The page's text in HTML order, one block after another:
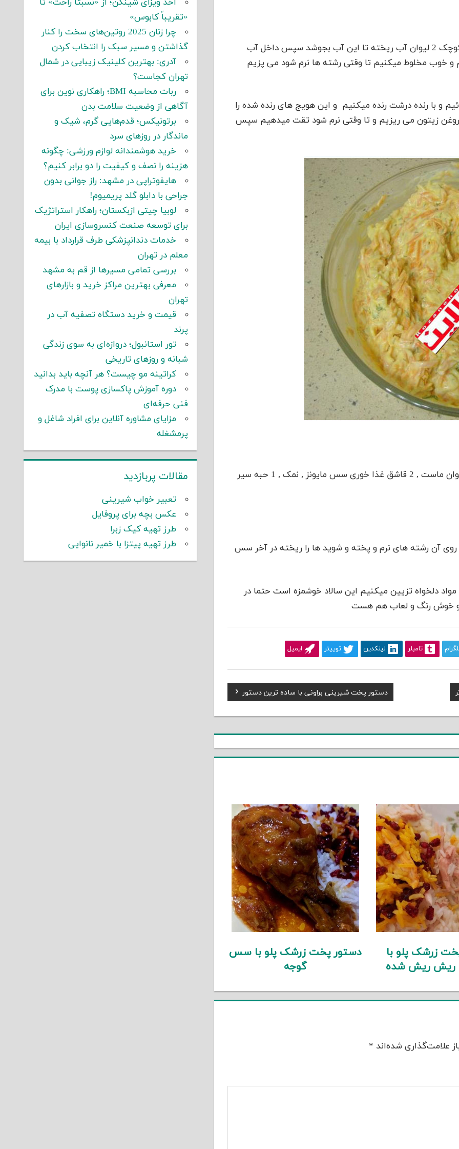
برای درست کردن سالاد هویج و رشته اول در یکقابلمه کوچک 2 لیوان آب ریخته تا این آب بجوشد سپس داخل آب
خوب مخلوط میکنیم تا وقتی رشته ها نرم شود می پزیم
و با رنده درشت رنده میکنیم و این هویج های رنده شده را
روی آن 3 قاشق غذا خوری روغن زیتون می ریزیم و تا وقتی نرم شود تقت میدهیم سپس
در یک کاسه کوچک 1 لیوان ماست , 2 قاشق غذا خوری سس مایونز , نمک , 1 حبه سیر
آن رشته های نرم و پخته و شوید ها را ریخته در آخر سس
دلخواه تزیین میکنیم این سالاد خوشمزه است حتما در
و خوش رنگ و لعاب هم هست
تامبلر لینکدین توییتر ایمیل
Next
Post:
دستور پخت شیرینی براونی با ساده ترین دستور
زرشک پلو با
ریش ریش شده
دستور پخت زرشک پلو با سس
گوجه
علامت‌گذاری شده‌اند *
اخذ ویزای شینگن؛ از «نسبتاً راحت» تا
«تقریباً کابوس»
چرا زنان 2025 روتین‌های سخت را کنار
گذاشتن و مسیر سبک را انتخاب کردن
آدری: بهترین کلینیک زیبایی در شمال
تهران کجاست؟
ربات محاسبه BMI؛ راهکاری نوین برای
آگاهی از وضعیت سلامت بدن
برتونیکس؛ قدم‌هایی گرم، شیک و
ماندگار در روزهای سرد
خرید هوشمندانه لوازم ورزشی: چگونه
هزینه را نصف و کیفیت را دو برابر کنیم؟
هایفوتراپی در مشهد: راز جوانی بدون
جراحی با دابلو گلد پریمیوم!
لوبیا چیتی ازبکستان؛ راهکار استراتژیک
برای توسعه صنعت کنسروسازی ایران
خدمات دندانپزشکی طرف قرارداد با بیمه
معلم در تهران
بررسی تمامی مسیرها از قم به مشهد
معرفی بهترین مراکز خرید و بازارهای
تهران
قیمت و خرید دستگاه تصفیه آب در
پرند
تور استانبول؛ دروازه‌ای به سوی زندگی
شبانه و روزهای تاریخی
کراتینه مو چیست؟ هر آنچه باید بدانید
دوره آموزش پاکسازی پوست با مدرک
فنی حرفه‌ای
مزایای مشاوره آنلاین برای افراد شاغل و
پرمشغله
مقالات پربازدید
تعبیر خواب شیرینی
عکس بچه برای پروفایل
طرز تهیه کیک زبرا
طرز تهیه پیتزا با خمیر نانوایی